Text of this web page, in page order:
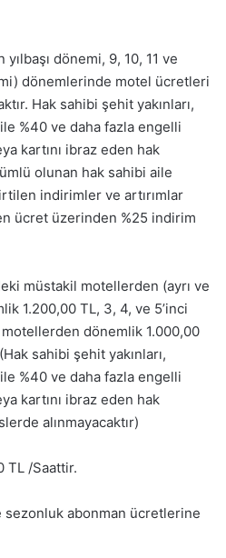
dönemi, 9, 10, 11 ve
dönemlerinde motel ücretleri
Hak sahibi şehit yakınları,
%40 ve daha fazla engelli
kartını ibraz eden hak
olunan hak sahibi aile
indirimler ve artırımlar
ücret üzerinden %25 indirim
müstakil motellerden (ayrı ve
1.200,00 TL, 3, 4, ve 5’inci
motellerden dönemlik 1.000,00
sahibi şehit yakınları,
%40 ve daha fazla engelli
kartını ibraz eden hak
alınmayacaktır)
TL /Saattir.
sezonluk abonman ücretlerine